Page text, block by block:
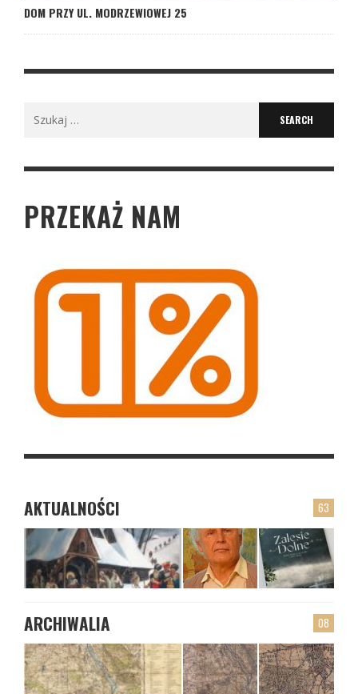
DOM PRZY UL. MODRZEWIOWEJ 25
PRZEKAŻ NAM
63
AKTUALNOŚCI
08
ARCHIWALIA